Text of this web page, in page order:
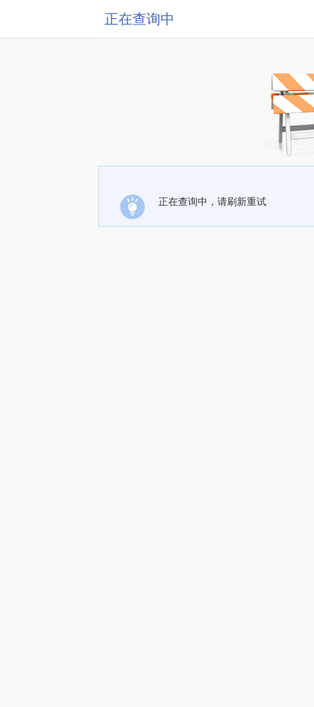
正在查询中
正在查询中，请刷新重试